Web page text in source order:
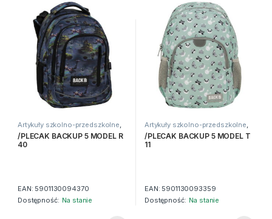
Artykuły szkolno-przedszkolne,
Artykuły tekstylne ,Plecaki
/PLECAK BACKUP 5 MODEL R
40
EAN: 5901130094370
Dostępność: Na stanie
Artykuły szkolno-przedszkolne,
Artykuły tekstylne ,Plecaki
/PLECAK BACKUP 5 MODEL T
11
EAN: 5901130093359
Dostępność: Na stanie